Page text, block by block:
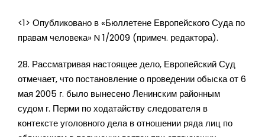
<1> Опубликовано в «Бюллетене Европейского Суда по
правам человека» N 1/2009 (примеч. редактора).
28. Рассматривая настоящее дело, Европейский Суд
отмечает, что постановление о проведении обыска от 6
мая 2005 г. было вынесено Ленинским районным
судом г. Перми по ходатайству следователя в
контексте уголовного дела в отношении ряда лиц по